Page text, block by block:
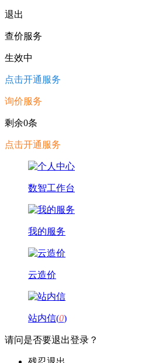
退出
查价服务
生效中
点击开通服务
询价服务
剩余0条
点击开通服务
数智工作台
我的服务
云造价
站内信(0)
请问是否要退出登录？